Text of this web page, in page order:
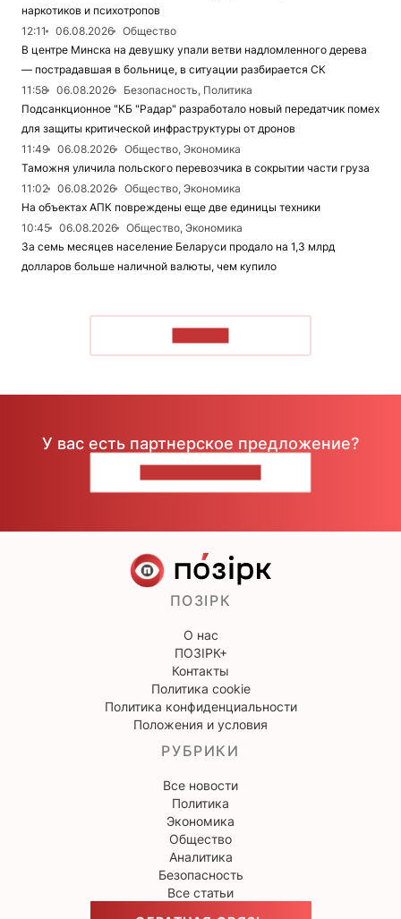
наркотиков и психотропов
12:11
06.08.2026
Общество
В центре Минска на девушку упали ветви надломленного дерева
— пострадавшая в больнице, в ситуации разбирается СК
11:58
06.08.2026
Безопасность, Политика
Подсанкционное "КБ "Радар" разработало новый передатчик помех
для защиты критической инфраструктуры от дронов
11:49
06.08.2026
Общество, Экономика
Таможня уличила польского перевозчика в сокрытии части груза
11:02
06.08.2026
Общество, Экономика
На объектах АПК повреждены еще две единицы техники
10:45
06.08.2026
Общество, Экономика
За семь месяцев население Беларуси продало на 1,3 млрд
долларов больше наличной валюты, чем купило
У вас есть партнерское предложение?
ПОЗІРК
О нас
ПОЗІРК+
Контакты
Политика cookie
Политика конфиденциальности
Положения и условия
РУБРИКИ
Все новости
Политика
Экономика
Общество
Аналитика
Безопасность
Все статьи